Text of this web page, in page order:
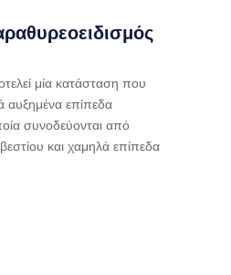
μία κατάσταση που
αυξημένα επίπεδα
συνοδεύονται από
και χαμηλά επίπεδα